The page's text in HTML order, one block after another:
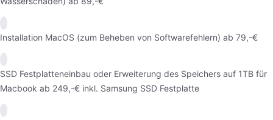
Installation MacOS (zum Beheben von Softwarefehlern) ab 79,-€
SSD Festplatteneinbau oder Erweiterung des Speichers auf 1TB für
Macbook ab 249,-€ inkl. Samsung SSD Festplatte